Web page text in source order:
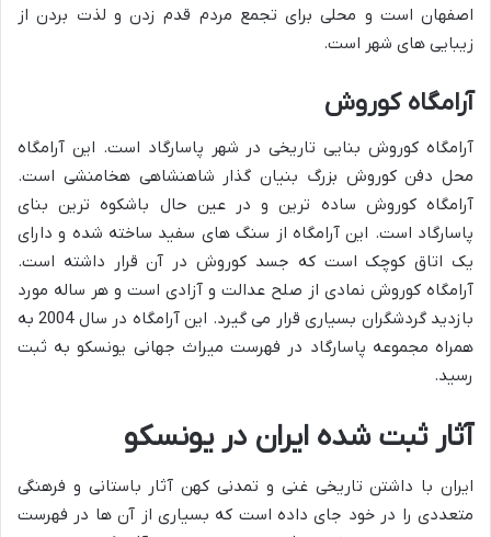
اصفهان است و محلی برای تجمع مردم قدم زدن و لذت بردن از
زیبایی های شهر است.
آرامگاه کوروش
آرامگاه کوروش بنایی تاریخی در شهر پاسارگاد است. این آرامگاه
محل دفن کوروش بزرگ بنیان گذار شاهنشاهی هخامنشی است.
آرامگاه کوروش ساده ترین و در عین حال باشکوه ترین بنای
پاسارگاد است. این آرامگاه از سنگ های سفید ساخته شده و دارای
یک اتاق کوچک است که جسد کوروش در آن قرار داشته است.
آرامگاه کوروش نمادی از صلح عدالت و آزادی است و هر ساله مورد
بازدید گردشگران بسیاری قرار می گیرد. این آرامگاه در سال 2004 به
همراه مجموعه پاسارگاد در فهرست میراث جهانی یونسکو به ثبت
رسید.
آثار ثبت شده ایران در یونسکو
ایران با داشتن تاریخی غنی و تمدنی کهن آثار باستانی و فرهنگی
متعددی را در خود جای داده است که بسیاری از آن ها در فهرست